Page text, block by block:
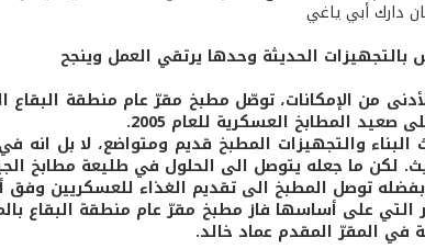
دارك أبي ياغي
بالتجهيزات الحديثة وحدها يرتقي العمل وينجح
من الإمكانات، توصّل مطبخ مقرّ عام منطقة
صعيد المطابخ العسكرية للعام 2005.
والتجهيزات المطبخ قديم ومتواضع، لا بل انه
لكن ما جعله يتوصل الى الحلول في طليعة مطابخ
توصل المطبخ الى تقديم الغذاء للعسكريين وفق
التي على أساسها فاز مطبخ مقرّ عام منطقة البقاع
في المقرّ المقدم عماد خالد.